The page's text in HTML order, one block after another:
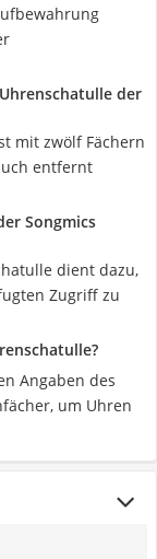
der
mit zwölf Fächern
entfernt
Songmics
dient dazu,
Zugriff zu
Angaben des
um Uhren